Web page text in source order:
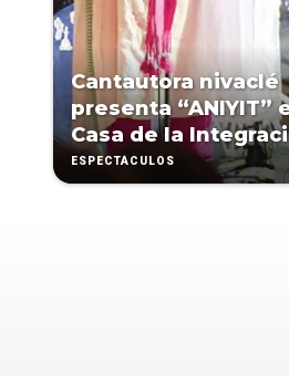
Cantautora nivaclé
presenta “ANIYIT”
Casa de la
ESPECTÁCULOS